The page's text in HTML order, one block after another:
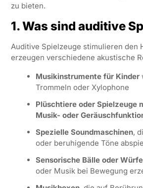
zu bieten.
1. Was sind auditive
Auditive Spielzeuge stimulieren den
erzeugen verschiedene akustische
Musikinstrumente für Kinder
Trommeln oder Xylophone
Plüschtiere oder Spielzeuge
Musik- oder
Spezielle Soundmaschinen,
oder beruhigende Töne
Sensorische Bälle oder
oder Musik bei Bewegung